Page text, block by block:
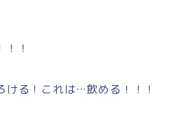
！
ける！これは…飲める！！！